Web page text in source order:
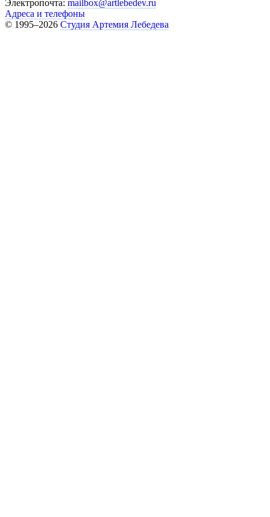
Электропочта: mailbox@artlebedev.ru
Адреса и телефоны
© 1995–2026 Студия Артемия Лебедева